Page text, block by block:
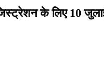
के लिए 10